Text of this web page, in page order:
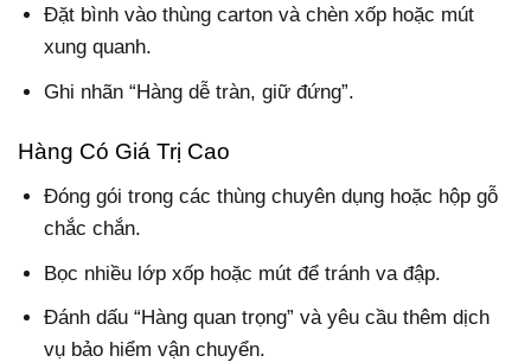
Đặt bình vào thùng carton và chèn xốp hoặc mút
xung quanh.
Ghi nhãn “Hàng dễ tràn, giữ đứng”.
Hàng Có Giá Trị Cao
Đóng gói trong các thùng chuyên dụng hoặc hộp gỗ
chắc chắn.
Bọc nhiều lớp xốp hoặc mút để tránh va đập.
Đánh dấu “Hàng quan trọng” và yêu cầu thêm dịch
vụ bảo hiểm vận chuyển.